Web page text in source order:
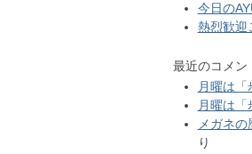
今日の
熱烈歓迎
最近のコメン
月曜は「
月曜は「
メガネ
り